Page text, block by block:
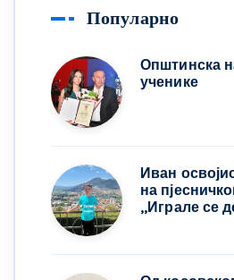
Популарно
Општинска
ученике
Иван
на
,,Играле се